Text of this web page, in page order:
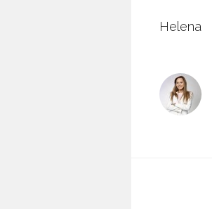
Helena